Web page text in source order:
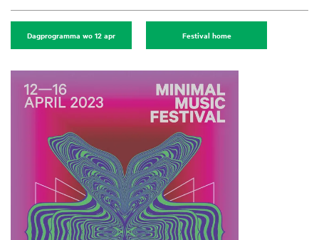
Dagprogramma wo 12 apr Festival home
Zoom
in